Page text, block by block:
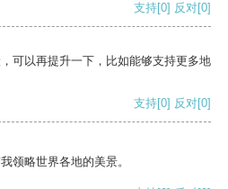
支持[0] 反对[0]
可以再提升一下，比如能够支持更多地
支持[0] 反对[0]
领略世界各地的美景。